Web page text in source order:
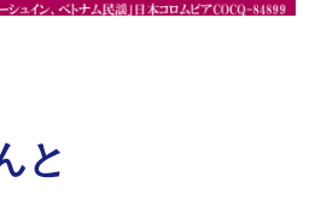
と